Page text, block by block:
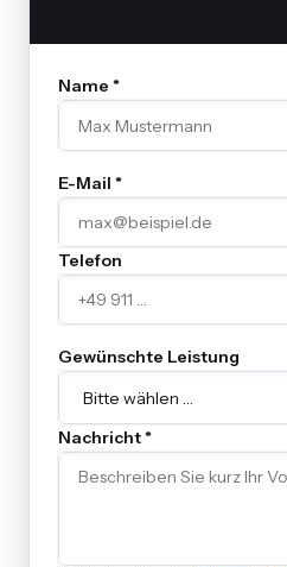
Name *
E-Mail *
Telefon
Gewünschte Leistung
Nachricht *